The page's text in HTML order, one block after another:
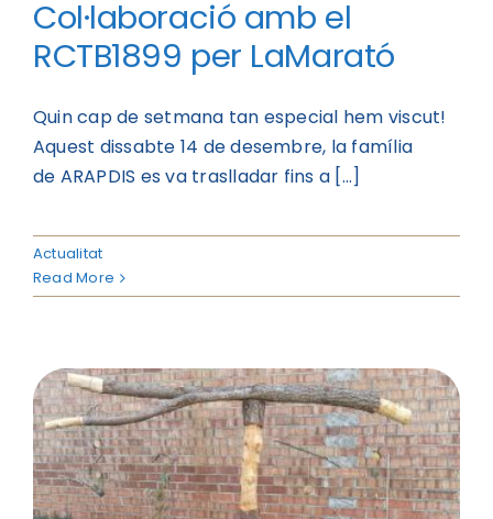
Col·laboració amb el
RCTB1899 per LaMarató
Quin cap de setmana tan especial hem viscut!
Aquest dissabte 14 de desembre, la família
de ARAPDIS es va traslladar fins a [...]
Actualitat
Read More